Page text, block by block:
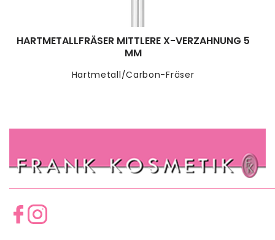
Hartmetall/Carbon-Fräser
HARTMETALLFRÄSER MITTLERE X-VERZAHNUNG 5
MM